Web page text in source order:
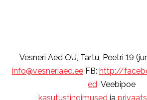
Vesneri Aed OÜ, Tartu, Peetri 19
info@vesneriaed.ee FB: http://
ed Veebipoe
kasutustingimused ja